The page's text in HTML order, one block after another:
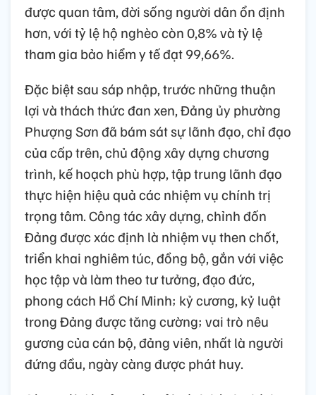
được quan tâm, đời sống người dân ổn định
hơn, với tỷ lệ hộ nghèo còn 0,8% và tỷ lệ
tham gia bảo hiểm y tế đạt 99,66%.
Đặc biệt sau sáp nhập, trước những thuận
lợi và thách thức đan xen, Đảng ủy phường
Phượng Sơn đã bám sát sự lãnh đạo, chỉ đạo
của cấp trên, chủ động xây dựng chương
trình, kế hoạch phù hợp, tập trung lãnh đạo
thực hiện hiệu quả các nhiệm vụ chính trị
trọng tâm. Công tác xây dựng, chỉnh đốn
Đảng được xác định là nhiệm vụ then chốt,
triển khai nghiêm túc, đồng bộ, gắn với việc
học tập và làm theo tư tưởng, đạo đức,
phong cách Hồ Chí Minh; kỷ cương, kỷ luật
trong Đảng được tăng cường; vai trò nêu
gương của cán bộ, đảng viên, nhất là người
đứng đầu, ngày càng được phát huy.